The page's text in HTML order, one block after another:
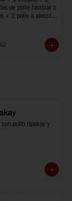
de pollo familiar o
+ 1 pollo a elección
pollo tipakay y